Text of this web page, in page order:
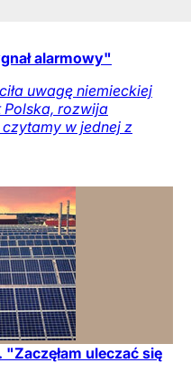
alarmowy"
uwagę niemieckiej
Polska, rozwija
w jednej z
uleczać się